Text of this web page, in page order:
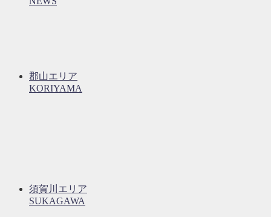
郡山エリア
KORIYAMA
須賀川エリア
SUKAGAWA